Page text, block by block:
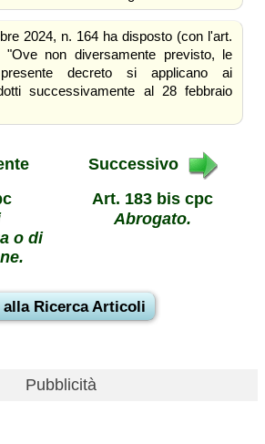
2024, n. 164 ha disposto (con l'art.
non diversamente previsto, le
decreto si applicano ai
successivamente al 28 febbraio
o di
Successivo
Art. 183 bis cpc
Abrogato.
alla Ricerca Articoli
Pubblicità